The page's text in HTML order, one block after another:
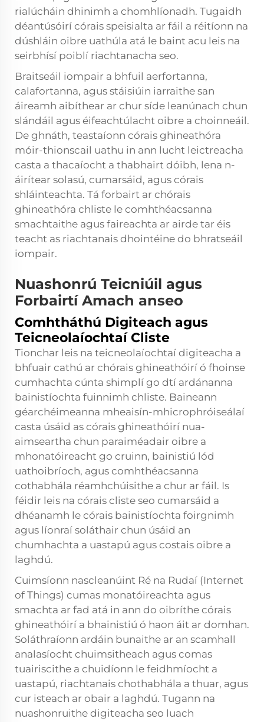
rialúcháin dhinimh a chomhlíonadh. Tugaidh
déantúsóirí córais speisialta ar fáil a réitíonn na
dúshláin oibre uathúla atá le baint acu leis na
seirbhísí poiblí riachtanacha seo.
Braitseáil iompair a bhfuil aerfortanna,
calafortanna, agus stáisiúin iarraithe san
áireamh aibíthear ar chur síde leanúnach chun
slándáil agus éifeachtúlacht oibre a choinneáil.
De ghnáth, teastaíonn córais ghineathóra
móir-thionscail uathu in ann lucht leictreacha
casta a thacaíocht a thabhairt dóibh, lena n-
áirítear solasú, cumarsáid, agus córais
shláinteachta. Tá forbairt ar chórais
ghineathóra chliste le comhthéacsanna
smachtaithe agus faireachta ar airde tar éis
teacht as riachtanais dhointéine do bhratseáil
iompair.
Nuashonrú Teicniúil agus
Forbairtí Amach anseo
Comhtháthú Digiteach agus
Teicneolaíochtaí Cliste
Tionchar leis na teicneolaíochtaí digiteacha a
bhfuair cathú ar chórais ghineathóirí ó fhoinse
cumhachta cúnta shimplí go dtí ardánanna
bainistíochta fuinnimh chliste. Baineann
géarchéimeanna mheaisín-mhicrophróiseálaí
casta úsáid as córais ghineathóirí nua-
aimseartha chun paraiméadair oibre a
mhonatóireacht go cruinn, bainistiú lód
uathoibríoch, agus comhthéacsanna
cothabhála réamhchúisithe a chur ar fáil. Is
féidir leis na córais cliste seo cumarsáid a
dhéanamh le córais bainistíochta foirgnimh
agus líonraí soláthair chun úsáid an
chumhachta a uastapú agus costais oibre a
laghdú.
Cuimsíonn nascleanúint Ré na Rudaí (Internet
of Things) cumas monatóireachta agus
smachta ar fad atá in ann do oibríthe córais
ghineathóirí a bhainistiú ó haon áit ar domhan.
Soláthraíonn ardáin bunaithe ar an scamhall
analasíocht chuimsitheach agus comas
tuairiscithe a chuidíonn le feidhmíocht a
uastapú, riachtanais chothabhála a thuar, agus
cur isteach ar obair a laghdú. Tugann na
nuashonruithe digiteacha seo luach